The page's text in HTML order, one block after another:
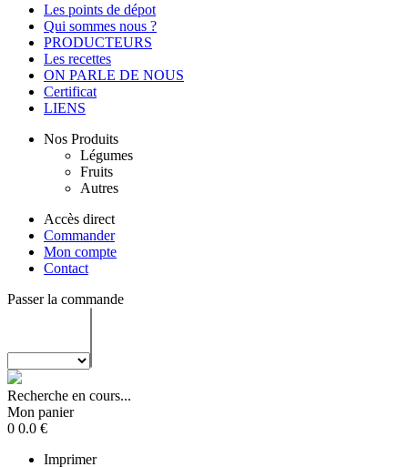
Les points de dépot
Qui sommes nous ?
PRODUCTEURS
Les recettes
ON PARLE DE NOUS
Certificat
LIENS
Nos Produits
Légumes
Fruits
Autres
Accès direct
Commander
Mon compte
Contact
Passer la commande
Recherche en cours...
Mon panier
0 0.0 €
Imprimer